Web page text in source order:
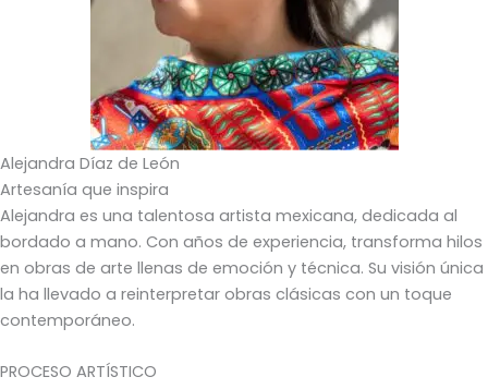
Alejandra Díaz de León
Artesanía que inspira
Alejandra es una talentosa artista mexicana, dedicada al
bordado a mano. Con años de experiencia, transforma hilos
en obras de arte llenas de emoción y técnica. Su visión única
la ha llevado a reinterpretar obras clásicas con un toque
contemporáneo.
PROCESO ARTÍSTICO